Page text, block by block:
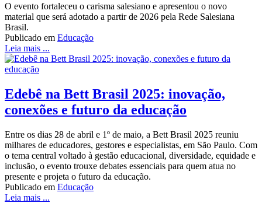
O evento fortaleceu o carisma salesiano e apresentou o novo
material que será adotado a partir de 2026 pela Rede Salesiana
Brasil.
Publicado em Educação
Leia mais ...
Edebê na Bett Brasil 2025: inovação,
conexões e futuro da educação
Entre os dias 28 de abril e 1º de maio, a Bett Brasil 2025 reuniu
milhares de educadores, gestores e especialistas, em São Paulo. Com
o tema central voltado à gestão educacional, diversidade, equidade e
inclusão, o evento trouxe debates essenciais para quem atua no
presente e projeta o futuro da educação.
Publicado em Educação
Leia mais ...